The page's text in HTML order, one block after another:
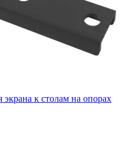
к столам на опорах